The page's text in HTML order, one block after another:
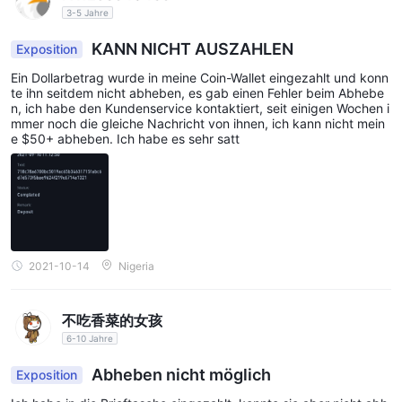
ratsam, die damit verbundenen Risiken gründlich abzuwägen,
bevor Sie mit diesem nicht regulierten Broker
Finanztransaktionen tätigen.
Allgemeine Informationen
Coin Fx Tradeist ein Makler, der behauptet, ohne Regulierung zu
operieren und angeblich in Saint Vincent und den Grenadinen
ansässig ist. Allerdings sind online nur begrenzte Informationen
über diesen Broker verfügbar. Detaillierte Informationen zu
seinen Dienstleistungen, seinem Ruf und seinen
mit einem Broker, dem es an Transparenz und behördlicher
regulierte Optionen in Betracht ziehen, bevor sie sich darauf
Kundendienst
3-5 Jahre
Exposition KANN NICHT AUSZAHLEN
Ein Dollarbetrag wurde in meine Coin-Wallet eingezahlt und konn
te ihn seitdem nicht abheben, es gab einen Fehler beim Abhebe
n, ich habe den Kundenservice kontaktiert, seit einigen Wochen i
mmer noch die gleiche Nachricht von ihnen, ich kann nicht mein
e $50+ abheben. Ich habe es sehr satt
2021-10-14 Nigeria
不吃香菜的女孩
6-10 Jahre
Exposition Abheben nicht möglich